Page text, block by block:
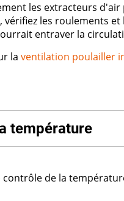
les extracteurs
les roulements
entraver la
la ventilation poulailler
température
de la